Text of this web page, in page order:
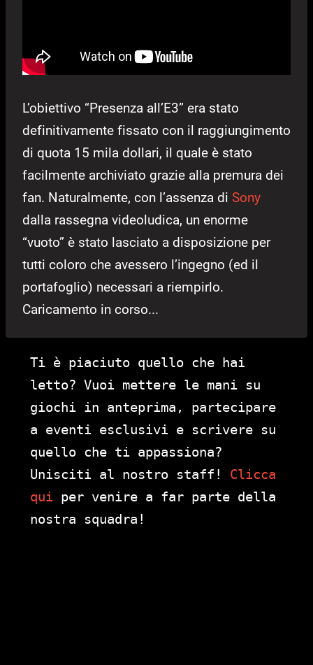
L’obiettivo “Presenza all’E3” era stato
definitivamente fissato con il raggiungimento
di quota 15 mila dollari, il quale è stato
facilmente archiviato grazie alla premura dei
fan. Naturalmente, con l’assenza di Sony
dalla rassegna videoludica, un enorme
“vuoto” è stato lasciato a disposizione per
tutti coloro che avessero l’ingegno (ed il
portafoglio) necessari a riempirlo.
Caricamento in corso...
Ti è piaciuto quello che hai
letto? Vuoi mettere le mani su
giochi in anteprima, partecipare
a eventi esclusivi e scrivere su
quello che ti appassiona?
Unisciti al nostro staff! Clicca
qui per venire a far parte della
nostra squadra!